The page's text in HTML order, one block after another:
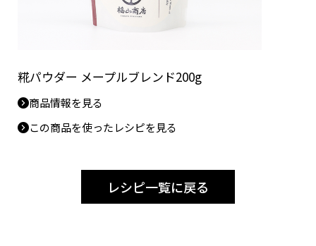
糀パウダー メープルブレンド200g
商品情報を見る
この商品を使ったレシピを見る
レシピ一覧に戻る